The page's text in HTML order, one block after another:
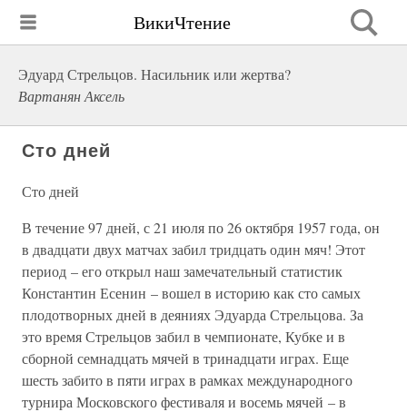
ВикиЧтение
Эдуард Стрельцов. Насильник или жертва?
Вартанян Аксель
Сто дней
Сто дней
В течение 97 дней, с 21 июля по 26 октября 1957 года, он
в двадцати двух матчах забил тридцать один мяч! Этот
период – его открыл наш замечательный статистик
Константин Есенин – вошел в историю как сто самых
плодотворных дней в деяниях Эдуарда Стрельцова. За
это время Стрельцов забил в чемпионате, Кубке и в
сборной семнадцать мячей в тринадцати играх. Еще
шесть забито в пяти играх в рамках международного
турнира Московского фестиваля и восемь мячей – в